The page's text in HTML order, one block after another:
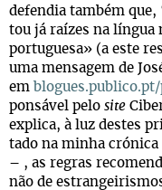
defen­dia tam­bém
tou já raí­zes na lín­gua
por­tu­guesa» (a este
uma men­sa­gem de
em
pon­sá­vel pelo site
explica, à luz des­tes
tado na minha
– , as regras
não de